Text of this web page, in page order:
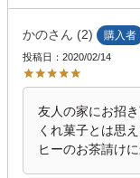
かの 2 購入者
投稿日 2020/02/14
友人の家にお招
くれ菓子とは思
ヒーのお茶請けに